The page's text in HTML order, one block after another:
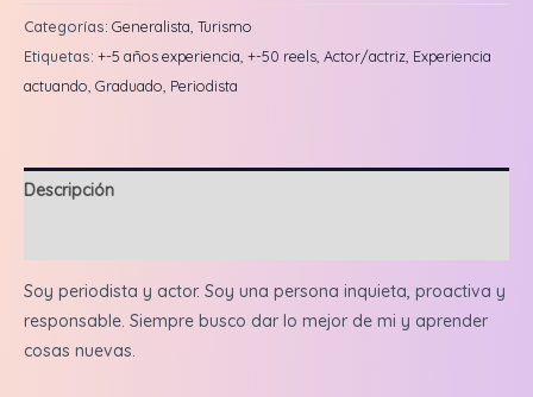
Reel
en
feed
historias
cantidad
Categorías: Generalista, Turismo
Etiquetas: +-5 años experiencia, +-50 reels, Actor/actriz, Experiencia
actuando, Graduado, Periodista
Descripción
Soy periodista y actor. Soy una persona inquieta, proactiva y
responsable. Siempre busco dar lo mejor de mi y aprender
cosas nuevas.